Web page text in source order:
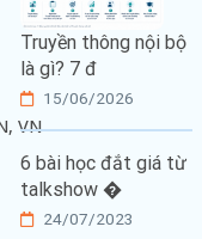
VN
Truyền thông nội bộ
là gì? 7 đ
15/06/2026
6 bài học đắt giá từ
talkshow �
24/07/2023